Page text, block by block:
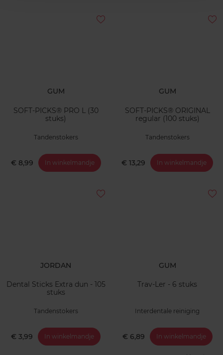
GUM
SOFT-PICKS® PRO L (30
stuks)
Tandenstokers
€ 8,99 In winkelmandje
GUM
SOFT-PICKS® ORIGINAL
regular (100 stuks)
Tandenstokers
€ 13,29 In winkelmandje
JORDAN
Dental Sticks Extra dun - 105
stuks
Tandenstokers
€ 3,99 In winkelmandje
GUM
Trav-Ler - 6 stuks
Interdentale reiniging
€ 6,89 In winkelmandje